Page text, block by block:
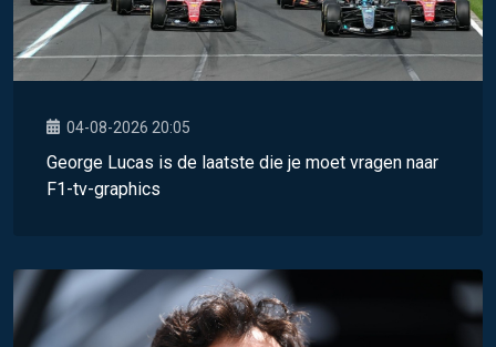
04-08-2026 20:05
George Lucas is de laatste die je moet vragen naar
F1-tv-graphics